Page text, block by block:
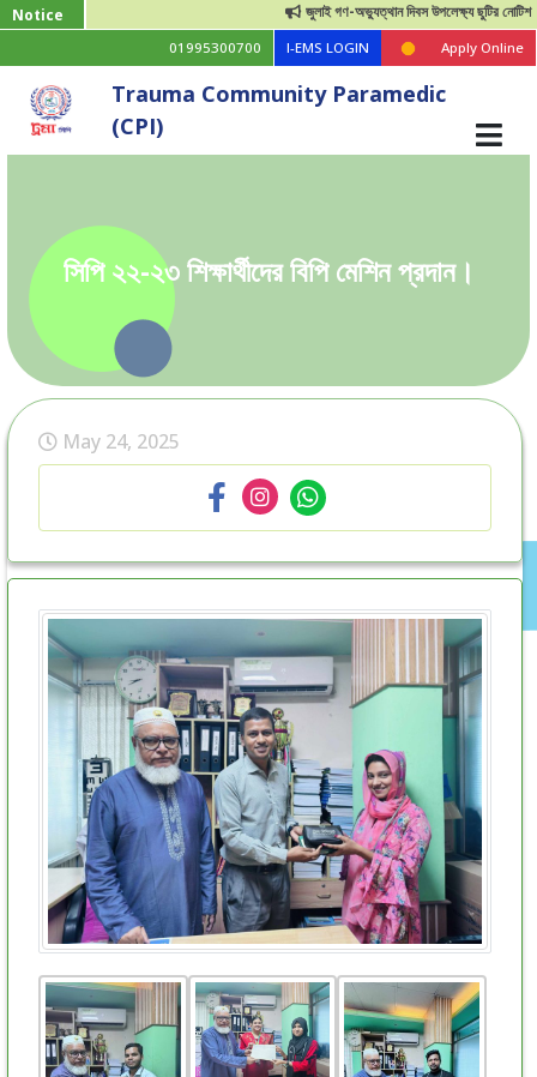
Notice জুলাই গণ-অভ্যুত্থান দিবস উপলেক্ষ্য ছুটির নোটিশ
01995300700 I-EMS LOGIN Apply Online
Trauma Community Paramedic
(CPI)
সিপি ২২-২৩ শিক্ষার্থীদের বিপি মেশিন প্রদান।
May 24, 2025